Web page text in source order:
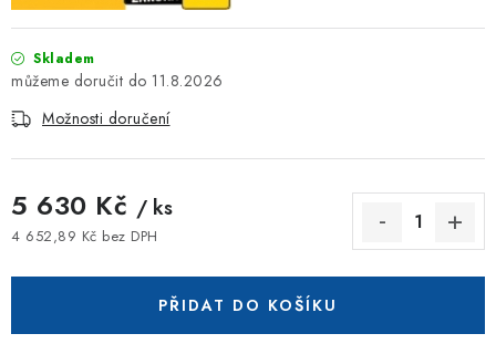
Skladem
11.8.2026
Možnosti doručení
5 630 Kč / ks
4 652,89 Kč bez DPH
PŘIDAT DO KOŠÍKU